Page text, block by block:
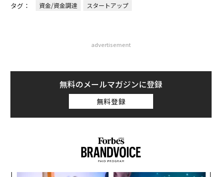
タグ： 資金/資金調達 スタートアップ
advertisement
無料のメールマガジンに登録
無料登録